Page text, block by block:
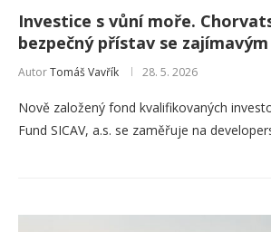
Investice s vůní moře.
bezpečný přístav se
AutorTomáš Vavřík 28. 5. 2026
Nově založený fond kvalifikovaných
Fund SICAV, a.s. se zaměřuje na